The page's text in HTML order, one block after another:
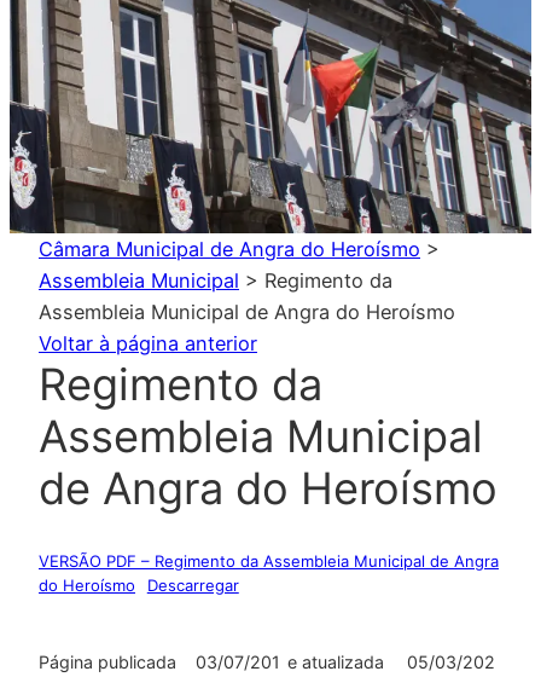
Câmara Municipal de Angra do Heroísmo >
Assembleia Municipal > Regimento da
Assembleia Municipal de Angra do Heroísmo
Voltar à página anterior
Regimento da
Assembleia Municipal
de Angra do Heroísmo
VERSÃO PDF – Regimento da Assembleia Municipal de Angra
do Heroísmo
Descarregar
Página publicada
03/07/201 e atualizada
05/03/202